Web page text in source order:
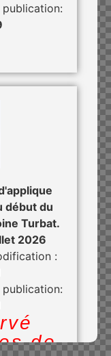
début du
Turbat.
2026
:
de